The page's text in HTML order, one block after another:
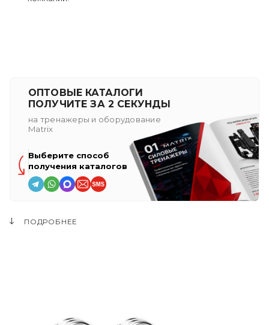
ОПТОВЫЕ КАТАЛОГИ
ПОЛУЧИТЕ ЗА 2 СЕКУНДЫ
на тренажеры и оборудование
Matrix
Выберите способ
получения каталогов
ПОДРОБНЕЕ